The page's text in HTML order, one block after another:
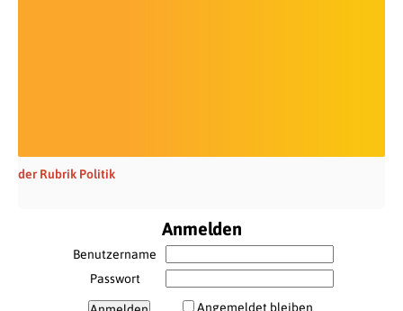
der Rubrik Politik
Anmelden
Benutzername
Passwort
Angemeldet bleiben